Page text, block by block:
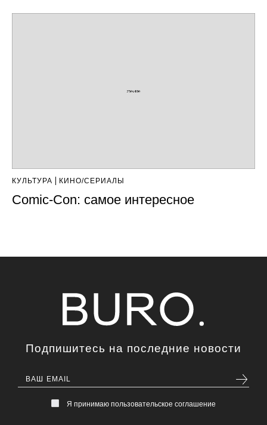
КУЛЬТУРА КИНО/СЕРИАЛЫ
Comic-Con: самое интересное
Подпишитесь на последние новости
Я принимаю пользовательское соглашение